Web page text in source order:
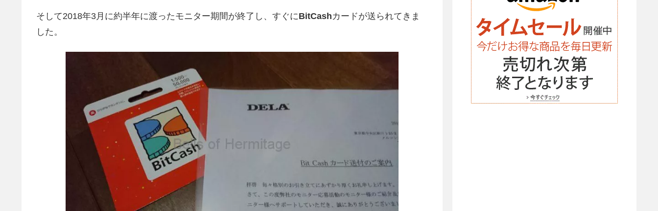
そして2018年3月に約半年に渡ったモニター期間が終了し、すぐにBitCashカードが送られてきま
した。